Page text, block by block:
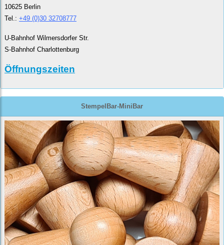
10625 Berlin
Tel.: +49 (0)30 32708777
U-Bahnhof Wilmersdorfer Str.
S-Bahnhof Charlottenburg
Öffnungszeiten
StempelBar-MiniBar